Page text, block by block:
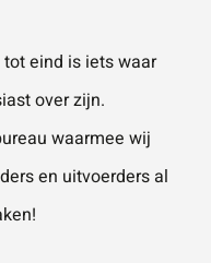
eind is iets waar
over zijn.
waarmee wij
en uitvoerders al